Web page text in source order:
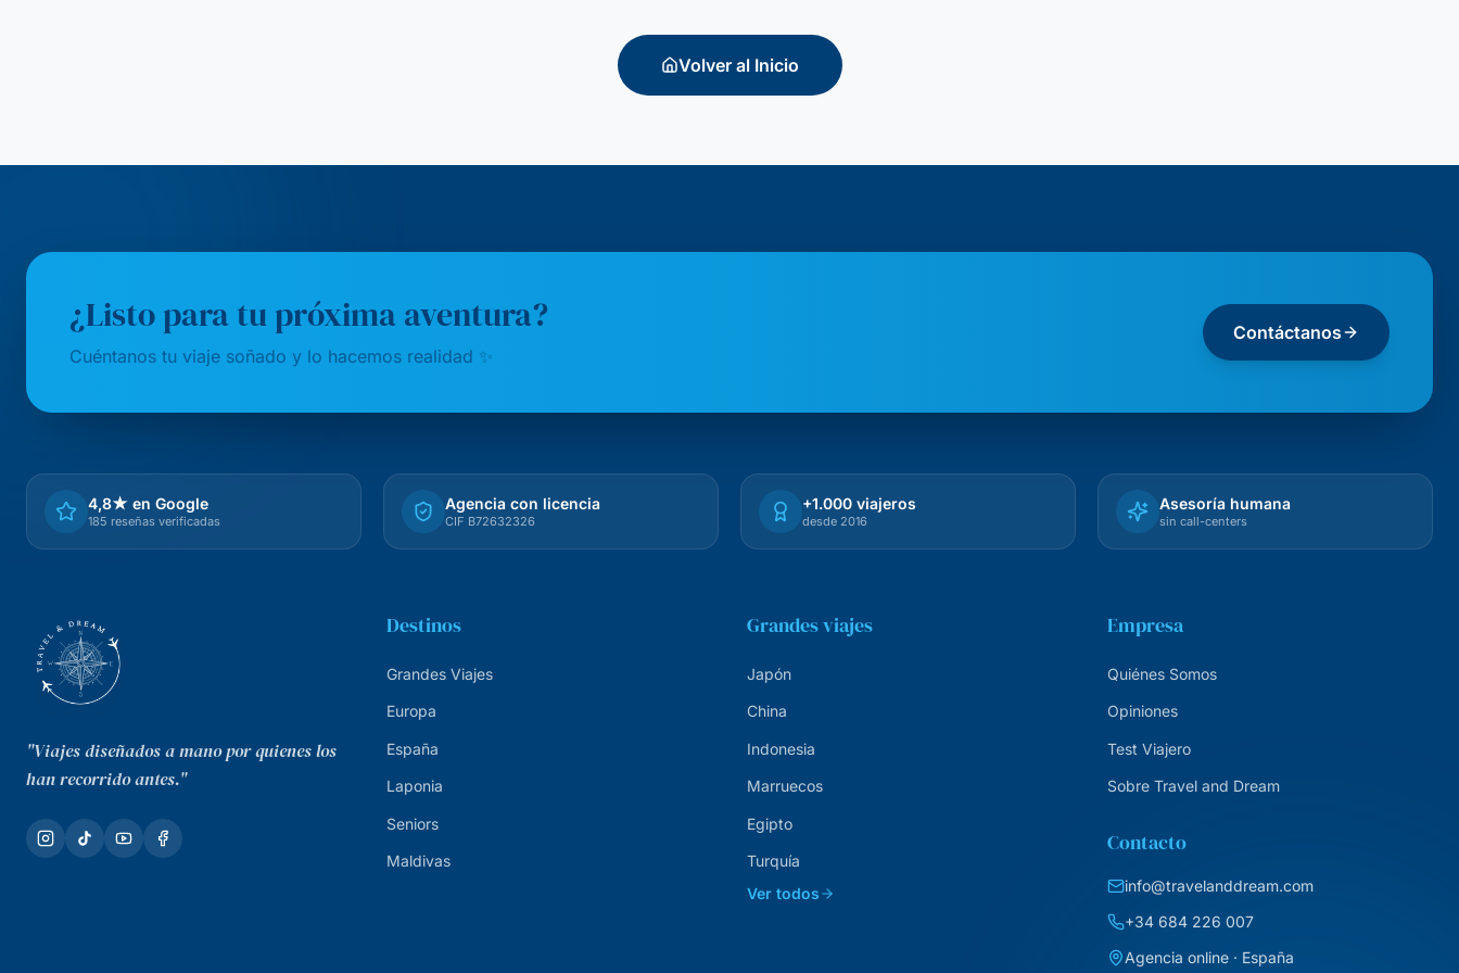
Volver al Inicio
¿Listo para tu próxima aventura?
Cuéntanos tu viaje soñado y lo hacemos realidad ✨
Contáctanos
4,8★ en Google
185 reseñas verificadas
Agencia con licencia
CIF B72632326
+1.000 viajeros
desde 2016
Asesoría humana
sin call-centers
"Viajes diseñados a mano por quienes los
han recorrido antes."
Destinos
Grandes Viajes
Europa
España
Laponia
Seniors
Maldivas
Grandes viajes
Japón
China
Indonesia
Marruecos
Egipto
Turquía
Ver todos
Empresa
Quiénes Somos
Opiniones
Test Viajero
Sobre Travel and Dream
Contacto
info@travelanddream.com
+34 684 226 007
Agencia online · España